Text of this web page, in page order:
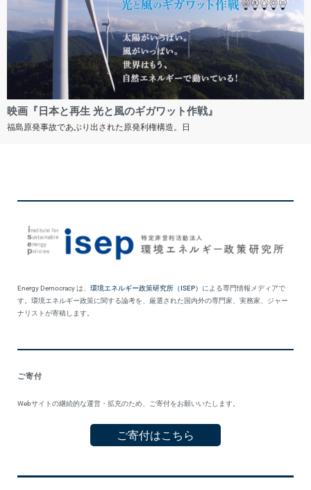
映画『日本と再生 光と風のギガワット作戦』
福島原発事故であぶり出された原発利権構造。日
Energy Democracy は、 環境エネルギー政策研究所（ISEP） による専門情報メディアで
す。環境エネルギー政策に関する論考を、厳選された国内外の専門家、実務家、ジャー
ナリストが寄稿します。
ご寄付
Webサイトの継続的な運営・拡充のため、ご寄付をお願いいたします。
ご寄付はこちら